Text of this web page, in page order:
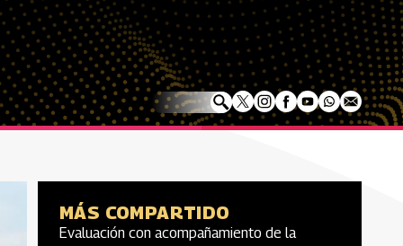
MÁS COMPARTIDO
Evaluación con acompañamiento de la